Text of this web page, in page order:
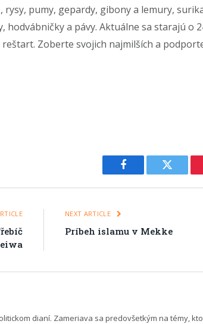
pumy, gepardy, gibony a lemury,
a pávy. Aktuálne sa starajú o
Zoberte svojich najmilších a
Facebook Twitter
NEXT ARTICLE
Príbeh islamu v Mekke
dianí. Zameriava sa predovšetkým na témy,